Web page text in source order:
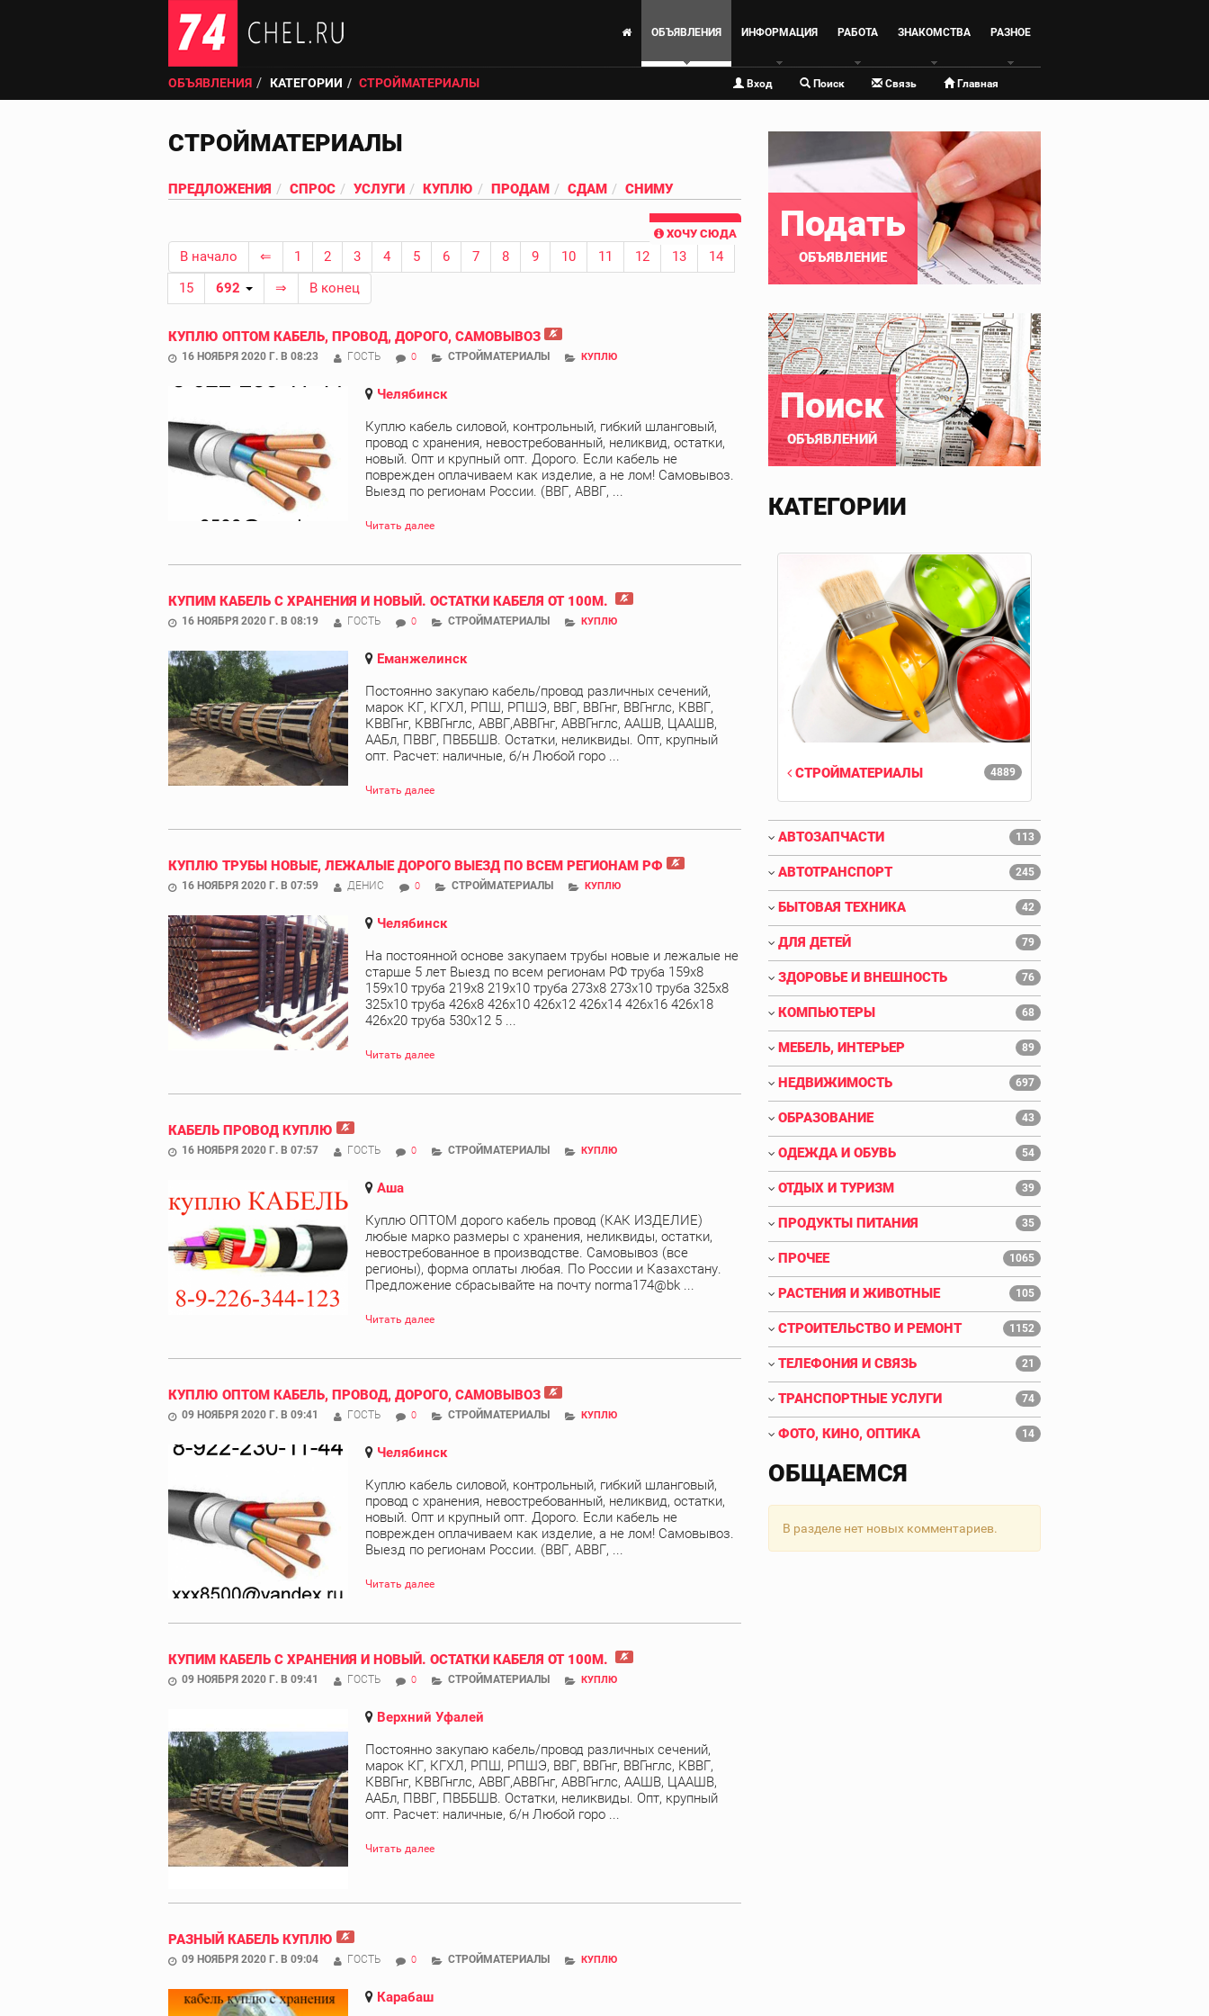
ОБЪЯВЛЕНИЯ ИНФОРМАЦИЯ РАБОТА ЗНАКОМСТВА РАЗНОЕ
ОБЪЯВЛЕНИЯ КАТЕГОРИИ СТРОЙМАТЕРИАЛЫ Вход Поиск Связь Главная
СТРОЙМАТЕРИАЛЫ
ПРЕДЛОЖЕНИЯ СПРОС УСЛУГИ КУПЛЮ ПРОДАМ СДАМ СНИМУ
ХОЧУ СЮДА
В начало ⇐ 1 2 3 4 5 6 7 8 9 10 11 12 13
14
15
692 ⇒ В конец
КУПЛЮ ОПТОМ КАБЕЛЬ, ПРОВОД, ДОРОГО, САМОВЫВОЗ
16 НОЯБРЯ 2020 Г. В 08:23 ГОСТЬ 0 СТРОЙМАТЕРИАЛЫ КУПЛЮ
Челябинск
Куплю кабель силовой, контрольный, гибкий шланговый,
провод с хранения, невостребованный, неликвид, остатки,
новый. Опт и крупный опт. Дорого. Если кабель не
поврежден оплачиваем как изделие, а не лом! Самовывоз.
Выезд по регионам России. (ВВГ, АВВГ, ...
Читать далее
КУПИМ КАБЕЛЬ С ХРАНЕНИЯ И НОВЫЙ. ОСТАТКИ КАБЕЛЯ ОТ 100М.
16 НОЯБРЯ 2020 Г. В 08:19 ГОСТЬ 0 СТРОЙМАТЕРИАЛЫ КУПЛЮ
Еманжелинск
Постоянно закупаю кабель/провод различных сечений,
марок КГ, КГХЛ, РПШ, РПШЭ, ВВГ, ВВГнг, ВВГнглс, КВВГ,
КВВГнг, КВВГнглс, АВВГ,АВВГнг, АВВГнглс, ААШВ, ЦААШВ,
ААБл, ПВВГ, ПВББШВ. Остатки, неликвиды. Опт, крупный
опт. Расчет: наличные, б/н Любой горо ...
Читать далее
КУПЛЮ ТРУБЫ НОВЫЕ, ЛЕЖАЛЫЕ ДОРОГО ВЫЕЗД ПО ВСЕМ РЕГИОНАМ РФ
16 НОЯБРЯ 2020 Г. В 07:59 ДЕНИС 0 СТРОЙМАТЕРИАЛЫ КУПЛЮ
Челябинск
На постоянной основе закупаем трубы новые и лежалые не
старше 5 лет Выезд по всем регионам РФ труба 159х8
159х10 труба 219х8 219х10 труба 273х8 273х10 труба 325х8
325х10 труба 426х8 426х10 426х12 426х14 426х16 426х18
426х20 труба 530х12 5 ...
Читать далее
КАБЕЛЬ ПРОВОД КУПЛЮ
16 НОЯБРЯ 2020 Г. В 07:57 ГОСТЬ 0 СТРОЙМАТЕРИАЛЫ КУПЛЮ
Аша
Куплю ОПТОМ дорого кабель провод (КАК ИЗДЕЛИЕ)
любые марко размеры с хранения, неликвиды, остатки,
невостребованное в производстве. Самовывоз (все
регионы), форма оплаты любая. По России и Казахстану.
Предложение сбрасывайте на почту norma174@bk ...
Читать далее
КУПЛЮ ОПТОМ КАБЕЛЬ, ПРОВОД, ДОРОГО, САМОВЫВОЗ
09 НОЯБРЯ 2020 Г. В 09:41 ГОСТЬ 0 СТРОЙМАТЕРИАЛЫ КУПЛЮ
Челябинск
Куплю кабель силовой, контрольный, гибкий шланговый,
провод с хранения, невостребованный, неликвид, остатки,
новый. Опт и крупный опт. Дорого. Если кабель не
поврежден оплачиваем как изделие, а не лом! Самовывоз.
Выезд по регионам России. (ВВГ, АВВГ, ...
Читать далее
КУПИМ КАБЕЛЬ С ХРАНЕНИЯ И НОВЫЙ. ОСТАТКИ КАБЕЛЯ ОТ 100М.
09 НОЯБРЯ 2020 Г. В 09:41 ГОСТЬ 0 СТРОЙМАТЕРИАЛЫ КУПЛЮ
Верхний Уфалей
Постоянно закупаю кабель/провод различных сечений,
марок КГ, КГХЛ, РПШ, РПШЭ, ВВГ, ВВГнг, ВВГнглс, КВВГ,
КВВГнг, КВВГнглс, АВВГ,АВВГнг, АВВГнглс, ААШВ, ЦААШВ,
ААБл, ПВВГ, ПВББШВ. Остатки, неликвиды. Опт, крупный
опт. Расчет: наличные, б/н Любой горо ...
Читать далее
РАЗНЫЙ КАБЕЛЬ КУПЛЮ
09 НОЯБРЯ 2020 Г. В 09:04 ГОСТЬ 0 СТРОЙМАТЕРИАЛЫ КУПЛЮ
Карабаш
Подать
ОБЪЯВЛЕНИЕ
Поиск
ОБЪЯВЛЕНИЙ
КАТЕГОРИИ
4889
СТРОЙМАТЕРИАЛЫ
АВТОЗАПЧАСТИ 113
АВТОТРАНСПОРТ 245
БЫТОВАЯ ТЕХНИКА 42
ДЛЯ ДЕТЕЙ 79
ЗДОРОВЬЕ И ВНЕШНОСТЬ 76
КОМПЬЮТЕРЫ 68
МЕБЕЛЬ, ИНТЕРЬЕР 89
НЕДВИЖИМОСТЬ 697
ОБРАЗОВАНИЕ 43
ОДЕЖДА И ОБУВЬ 54
ОТДЫХ И ТУРИЗМ 39
ПРОДУКТЫ ПИТАНИЯ 35
ПРОЧЕЕ 1065
РАСТЕНИЯ И ЖИВОТНЫЕ 105
СТРОИТЕЛЬСТВО И РЕМОНТ 1152
ТЕЛЕФОНИЯ И СВЯЗЬ 21
ТРАНСПОРТНЫЕ УСЛУГИ 74
ФОТО, КИНО, ОПТИКА 14
ОБЩАЕМСЯ
В разделе нет новых комментариев.